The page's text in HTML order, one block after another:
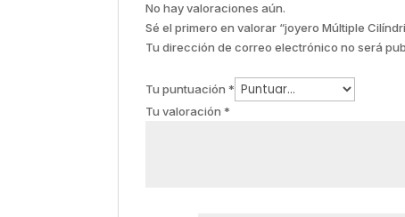
No hay valoraciones aún.
Sé el primero en valorar “joyero Múltiple
Tu dirección de correo electrónico no será
Tu puntuación *
Tu valoración *